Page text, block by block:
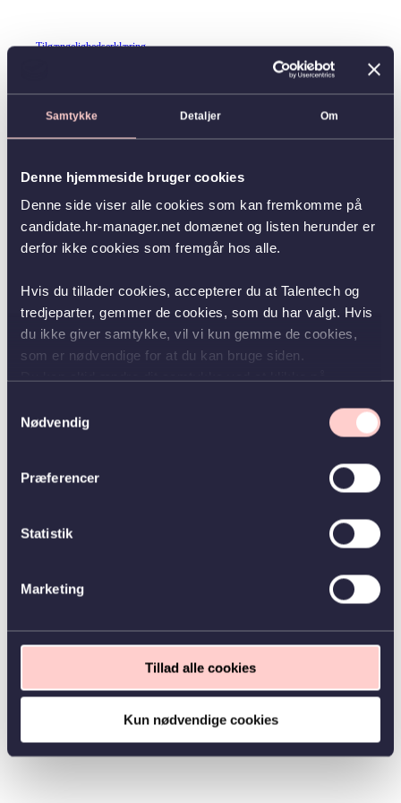
Samtykke Detaljer Om
Denne hjemmeside bruger cookies
Denne side viser alle cookies som kan fremkomme på
candidate.hr-manager.net domænet og listen herunder er
derfor ikke cookies som fremgår hos alle.
Hvis du tillader cookies, accepterer du at Talentech og
tredjeparter, gemmer de cookies, som du har valgt. Hvis
du ikke giver samtykke, vil vi kun gemme de cookies,
som er nødvendige for at du kan bruge siden.
Nødvendig
Præferencer
Statistik
Marketing
Tillad alle cookies
Kun nødvendige cookies
Tilgængelighedserklæring